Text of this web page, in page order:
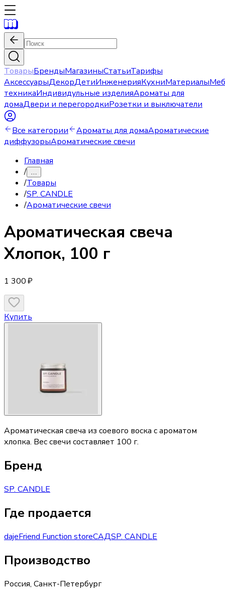
ТоварыБрендыМагазиныСтатьиТарифы
АксессуарыДекорДетиИнженерияКухниМатериалы
техникаИндивидульные изделияАроматы для
домаДвери и перегородкиРозетки и выключатели
Все категории Ароматы для домаАроматические
диффузорыАроматические свечи
Главная
/ …
/Товары
/SP. CANDLE
/Ароматические свечи
Ароматическая свеча
Хлопок, 100 г
1 300 ₽
Купить
Ароматическая свеча из соевого воска с ароматом
хлопка. Вес свечи составляет 100 г.
Бренд
SP. CANDLE
Где продается
dajeFriend Function storeСАДSP. CANDLE
Производство
Россия, Санкт-Петербург